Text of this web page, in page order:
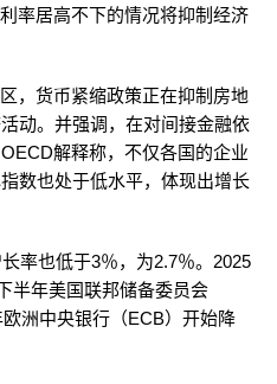
率居高不下的情况将抑制经济
，货币紧缩政策正在抑制房地
动。并强调，在对间接金融依
解释称，不仅各国的企业
数也处于低水平，体现出增长
率也低于3％，为2.7％。2025
半年美国联邦储备委员会
欧洲中央银行（ECB）开始降